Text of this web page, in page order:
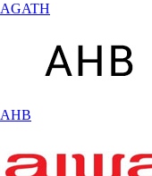
AGATH
AHB